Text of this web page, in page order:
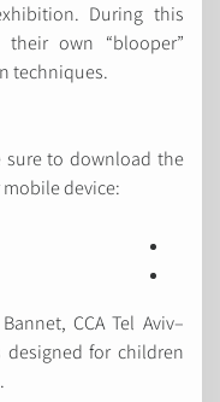
During this
own “blooper”
techniques.
sure to download the
device:
CCA Tel Aviv–
designed for children